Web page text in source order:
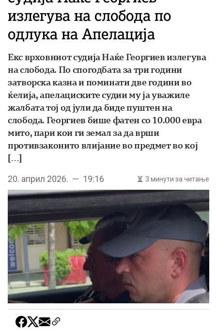
излегува на слобода по
одлука на Апелација
Екс врховниот судија Наќе Георгиев излегува
на слобода. По спогодбата за три години
затворска казна и поминати две години во
ќелија, апелациските судии му ја уважиле
жалбата тој од јули да биде пуштен на
слобода. Георгиев бише фатен со 10.000 евра
мито, пари кои ги земал за да врши
противзаконито влијание во предмет во кој
[…]
20. април 2026. — 19:16 3 минути за читање